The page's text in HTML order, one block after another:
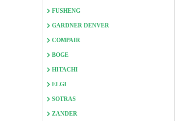
FUSHENG
GARDNER DENVER
COMPAIR
BOGE
HITACHI
ELGI
SOTRAS
ZANDER